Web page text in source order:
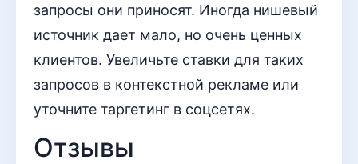
запросы они приносят. Иногда нишевый
источник дает мало, но очень ценных
клиентов. Увеличьте ставки для таких
запросов в контекстной рекламе или
уточните таргетинг в соцсетях.
Отзывы